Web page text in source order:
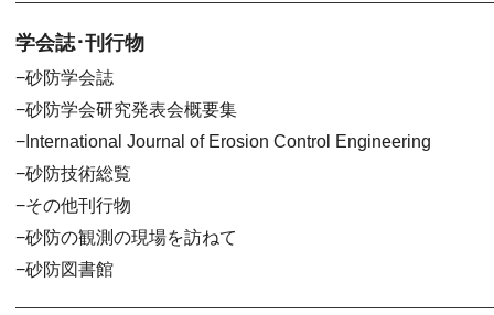
学会誌･刊行物
砂防学会誌
砂防学会研究発表会概要集
International Journal of Erosion Control Engineering
砂防技術総覧
その他刊行物
砂防の観測の現場を訪ねて
砂防図書館